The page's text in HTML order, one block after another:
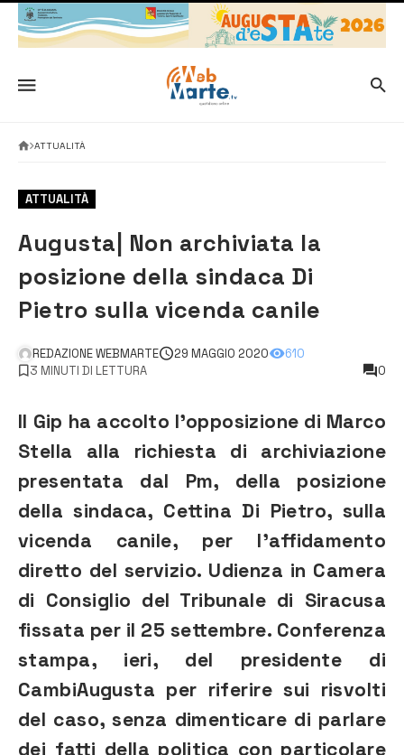
ATTUALITÀ
ATTUALITÀ
Augusta| Non archiviata la
posizione della sindaca Di
Pietro sulla vicenda canile
REDAZIONE WEBMARTE 29 MAGGIO 2020
610
3 MINUTI DI LETTURA
0
Il Gip ha accolto l’opposizione di Marco
Stella alla richiesta di archiviazione
presentata dal Pm, della posizione
della sindaca, Cettina Di Pietro, sulla
vicenda canile, per l’affidamento
diretto del servizio. Udienza in Camera
di Consiglio del Tribunale di Siracusa
fissata per il 25 settembre. Conferenza
stampa, ieri, del presidente di
CambiAugusta per riferire sui risvolti
del caso, senza dimenticare di parlare
dei fatti della politica con particolare